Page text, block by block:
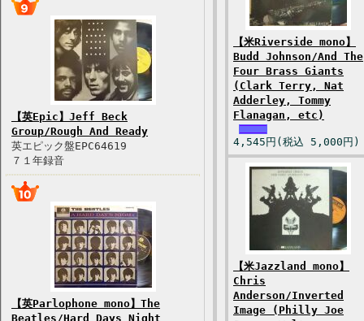
【英Epic】Jeff Beck
Group/Rough And Ready
英エピック盤EPC64619
７１年録音
【英Parlophone mono】The
Beatles/Hard Days Night
【米Riverside mono】
Budd Johnson/And The
Four Brass Giants
(Clark Terry, Nat
Adderley, Tommy
Flanagan, etc)
4,545円(税込 5,000円)
【米Jazzland mono】
Chris
Anderson/Inverted
Image (Philly Joe